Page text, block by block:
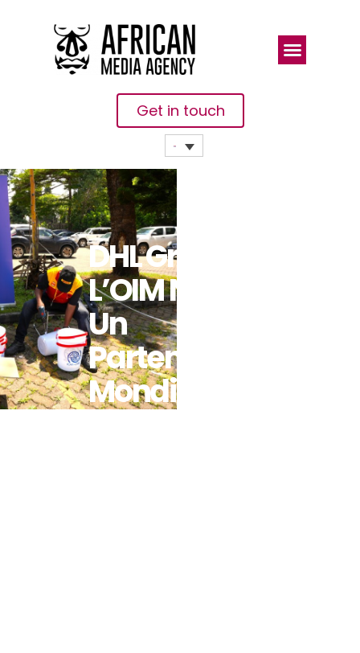
Get in touch
DHL Group Et
L’OIM Nouent
Un
Partenariat
Mondial Pour